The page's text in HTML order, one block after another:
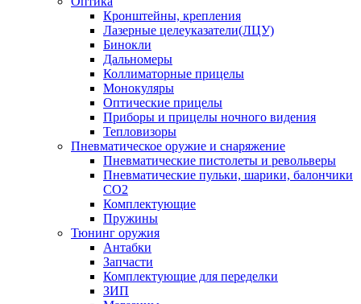
Кронштейны, крепления
Лазерные целеуказатели(ЛЦУ)
Бинокли
Дальномеры
Коллиматорные прицелы
Монокуляры
Оптические прицелы
Приборы и прицелы ночного видения
Тепловизоры
Пневматическое оружие и снаряжение
Пневматические пистолеты и револьверы
Пневматические пульки, шарики, балончики
CO2
Комплектующие
Пружины
Тюнинг оружия
Антабки
Запчасти
Комплектующие для переделки
ЗИП